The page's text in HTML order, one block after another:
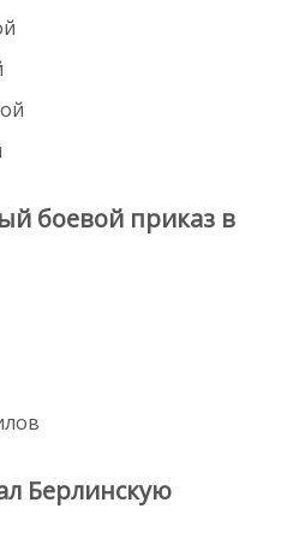
боевой приказ в
Берлинскую